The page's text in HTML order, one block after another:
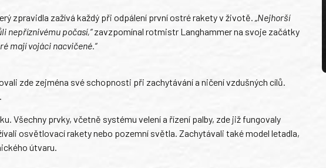
zpravidla zažívá každý při odpálení první ostré rakety v životě. „Nejhorší
nepříznivému počasí,“zavzpomínal rotmistr Langhammer na svoje začátky
mají vojáci nacvičené.“
zde zejména své schopnosti při zachytávání a ničení vzdušných cílů.
Všechny prvky, včetně systému velení a řízení palby, zde již fungovaly
osvětlovací rakety nebo pozemní světla. Zachytávali také model letadla,
útvaru.